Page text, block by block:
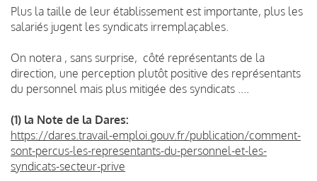
Plus la taille de leur établissement est importante, plus les
salariés jugent les syndicats irremplaçables.
On notera , sans surprise, côté représentants de la
direction, une perception plutôt positive des représentants
du personnel mais plus mitigée des syndicats ....
(1) la Note de la Dares:
https://dares.travail-emploi.gouv.fr/publication/comment-
sont-percus-les-representants-du-personnel-et-les-
syndicats-secteur-prive